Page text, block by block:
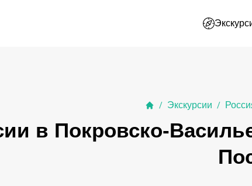
/ Экскурсии /
в Покровско-